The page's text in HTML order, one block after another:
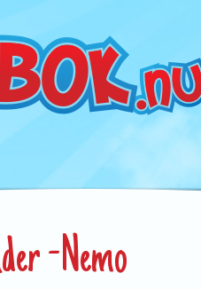
-Nemo